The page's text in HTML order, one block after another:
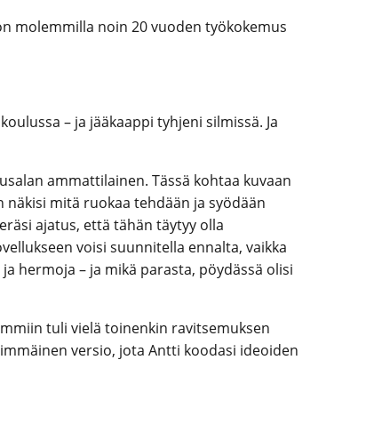
molemmilla noin 20 vuoden työkokemus
– ja jääkaappi tyhjeni silmissä. Ja
ammattilainen. Tässä kohtaa kuvaan
mitä ruokaa tehdään ja syödään
ajatus, että tähän täytyy olla
voisi suunnitella ennalta, vaikka
hermoja – ja mikä parasta, pöydässä olisi
tuli vielä toinenkin ravitsemuksen
versio, jota Antti koodasi ideoiden